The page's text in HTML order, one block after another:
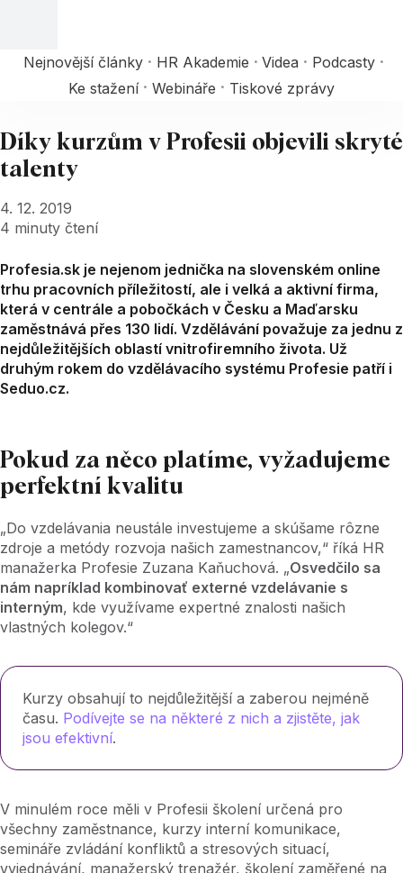
Nejnovější články HR Akademie Videa
Podcasty
Ke stažení
Webináře Tiskové zprávy
Díky kurzům v Profesii objevili skryté
talenty
4. 12. 2019
4 minuty čtení
Profesia.sk je nejenom jednička na slovenském online
trhu pracovních příležitostí, ale i velká a aktivní firma,
která v centrále a pobočkách v Česku a Maďarsku
zaměstnává přes 130 lidí. Vzdělávání považuje za jednu z
nejdůležitějších oblastí vnitrofiremního života. Už
druhým rokem do vzdělávacího systému Profesie patří i
Seduo.cz.
Pokud za něco platíme, vyžadujeme
perfektní kvalitu
„Do vzdelávania neustále investujeme a skúšame rôzne
zdroje a metódy rozvoja našich zamestnancov,“ říká HR
manažerka Profesie Zuzana Kaňuchová. „Osvedčilo sa
nám napríklad kombinovať externé vzdelávanie s
interným, kde využívame expertné znalosti našich
vlastných kolegov.“
Kurzy obsahují to nejdůležitější a zaberou nejméně
času. Podívejte se na některé z nich a zjistěte, jak
jsou efektivní.
V minulém roce měli v Profesii školení určená pro
všechny zaměstnance, kurzy interní komunikace,
semináře zvládání konfliktů a stresových situací,
vyjednávání, manažerský trenažér, školení zaměřené na